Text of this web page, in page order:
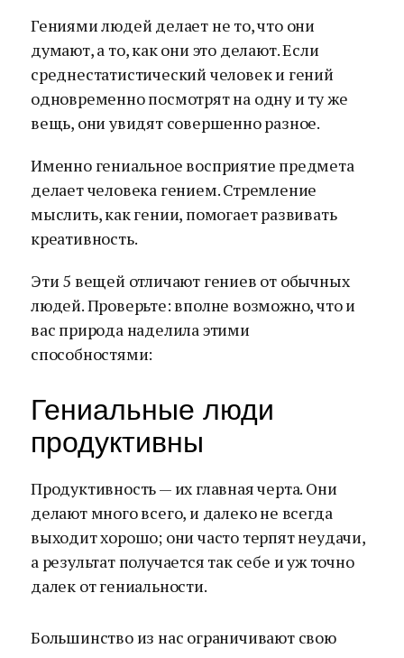
Гениями людей делает не то, что они
думают, а то, как они это делают. Если
среднестатистический человек и гений
одновременно посмотрят на одну и ту же
вещь, они увидят совершенно разное.
Именно гениальное восприятие предмета
делает человека гением. Стремление
мыслить, как гении, помогает развивать
креативность.
Эти 5 вещей отличают гениев от обычных
людей. Проверьте: вполне возможно, что и
вас природа наделила этими
способностями:
Гениальные люди
продуктивны
Продуктивность — их главная черта. Они
делают много всего, и далеко не всегда
выходит хорошо; они часто терпят неудачи,
а результат получается так себе и уж точно
далек от гениальности.
Большинство из нас ограничивают свою